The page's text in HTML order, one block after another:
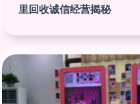
里回收诚信经营揭秘